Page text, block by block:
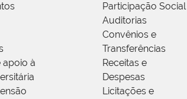
apoio à
Participação Social
Auditorias
Convênios e
Transferências
Receitas e
Despesas
Licitações e